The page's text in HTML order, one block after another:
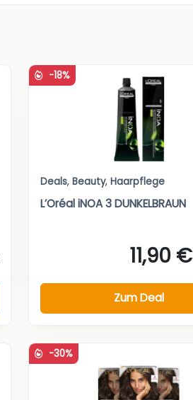
-18%
Deals, Beauty, Haarpflege
L’Oréal iNOA 3 DUNKELBRAUN
11,90 €
Zum Deal
-30%